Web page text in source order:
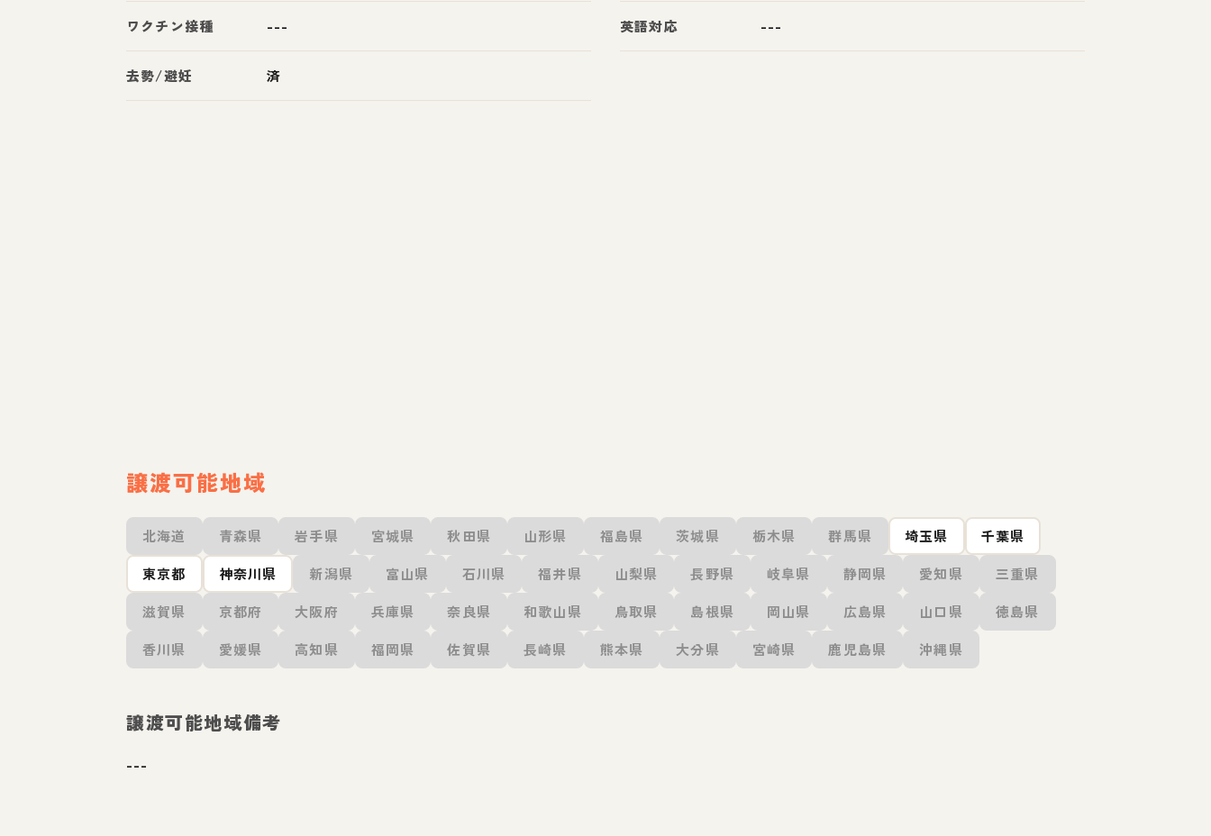
ワクチン接種 ---
去勢/避妊 済
英語対応 ---
譲渡可能地域
北海道 青森県 岩手県 宮城県 秋田県 山形県 福島県 茨城県 栃木県 群馬県 埼玉県
千葉県
東京都
神奈川県 新潟県 富山県 石川県 福井県 山梨県 長野県 岐阜県 静岡県 愛知県
三重県
滋賀県
京都府 大阪府 兵庫県 奈良県 和歌山県 鳥取県 島根県 岡山県 広島県 山口県
徳島県
香川県
愛媛県 高知県 福岡県 佐賀県 長崎県 熊本県 大分県 宮崎県 鹿児島県 沖縄県
譲渡可能地域備考
---